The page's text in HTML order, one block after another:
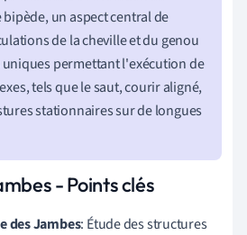
un aspect central de
de la cheville et du genou
permettant l'exécution de
tels que le saut, courir aligné,
stationnaires sur de longues
- Points clés
des Jambes: Étude des structures